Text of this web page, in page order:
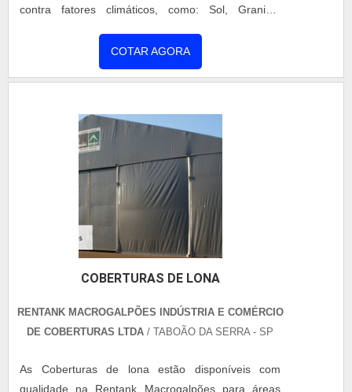
escritório de alta qualidade onde são realizadas as
atividades e estrutura suficiente para atender todas
as demandas. Tudo isso, somado a uma equipe
multidisciplinar de consultores associados e
experiência para os clientes....
contra fatores climáticos, como: Sol, Granizo,
PARA COBERTURA As lonas suportam trações sem
que haja qualquer tipo de risco de danos à estrutura
Confira a segui....
COTAR AGORA
COBERTURAS DE LONA
RENTANK MACROGALPÕES INDÚSTRIA E COMÉRCIO
DE COBERTURAS LTDA / TABOÃO DA SERRA - SP
As Coberturas de lona estão disponíveis com
qualidade na Rentank Macrogalpões para áreas